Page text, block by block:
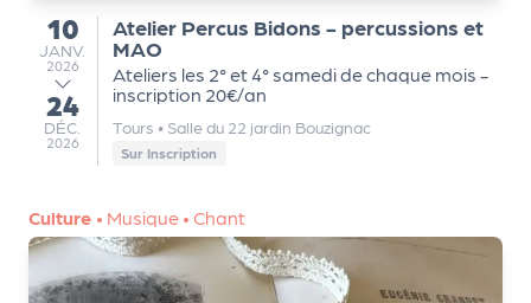
du
10
JANVIER
JANV.
2026
au
24
DÉCEMBRE
DÉC.
2026
Atelier Percus Bidons - percussions et
MAO
Ateliers les 2° et 4° samedi de chaque mois -
inscription 20€/an
Tours • Salle du 22 jardin Bouzignac
Sur Inscription
Culture • Musique • Chant
o
e
u
v
è
n
e